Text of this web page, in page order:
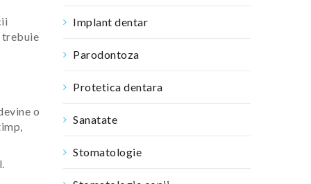
trebuie
o
Implant dentar
Parodontoza
Protetica dentara
Sanatate
Stomatologie